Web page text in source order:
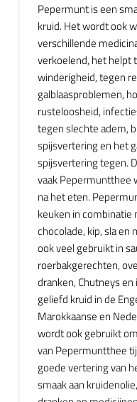
Pepermunt is een
kruid. Het wordt ook
verschillende
verkoelend, het helpt
winderigheid, tegen
galblaasproblemen,
rusteloosheid,
tegen slechte adem,
spijsvertering en het
spijsvertering tegen.
vaak Pepermuntthee
na het eten.
keuken in combinatie
chocolade, kip, sla
ook veel gebruikt in
roerbakgerechten,
dranken, Chutneys
geliefd kruid in de
Marokkaanse en
wordt ook gebruikt
van Pepermuntthee
goede vertering van
smaak aan